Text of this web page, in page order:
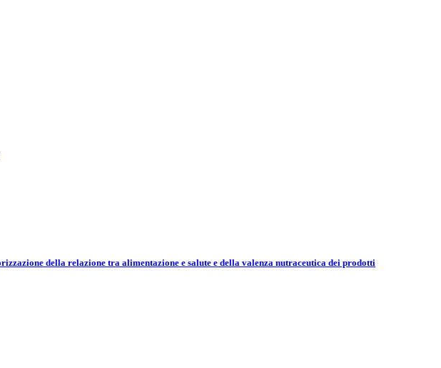
della relazione tra alimentazione e salute e della valenza nutraceutica dei prodotti